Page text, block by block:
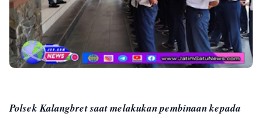
Polsek Kalangbret saat melakukan pembinaan kepada